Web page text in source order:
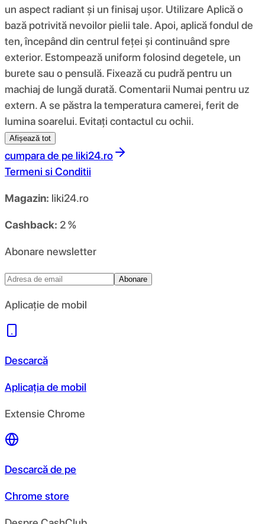
un aspect radiant și un finisaj ușor. Utilizare Aplică o
bază potrivită nevoilor pielii tale. Apoi, aplică fondul de
ten, începând din centrul feței și continuând spre
exterior. Estompează uniform folosind degetele, un
burete sau o pensulă. Fixează cu pudră pentru un
machiaj de lungă durată. Comentarii Numai pentru uz
extern. A se păstra la temperatura camerei, ferit de
lumina soarelui. Evitați contactul cu ochii.
Afișează tot
cumpara de pe liki24.ro
Termeni si Conditii
Magazin: liki24.ro
Cashback: 2 %
Abonare newsletter
Abonare
Aplicație de mobil
Descarcă
Aplicația de mobil
Extensie Chrome
Descarcă de pe
Chrome store